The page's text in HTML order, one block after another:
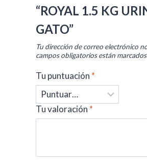
“ROYAL 1.5 KG
GATO”
Tu dirección de correo electrónico
campos obligatorios están
Tu puntuación *
Tu valoración *